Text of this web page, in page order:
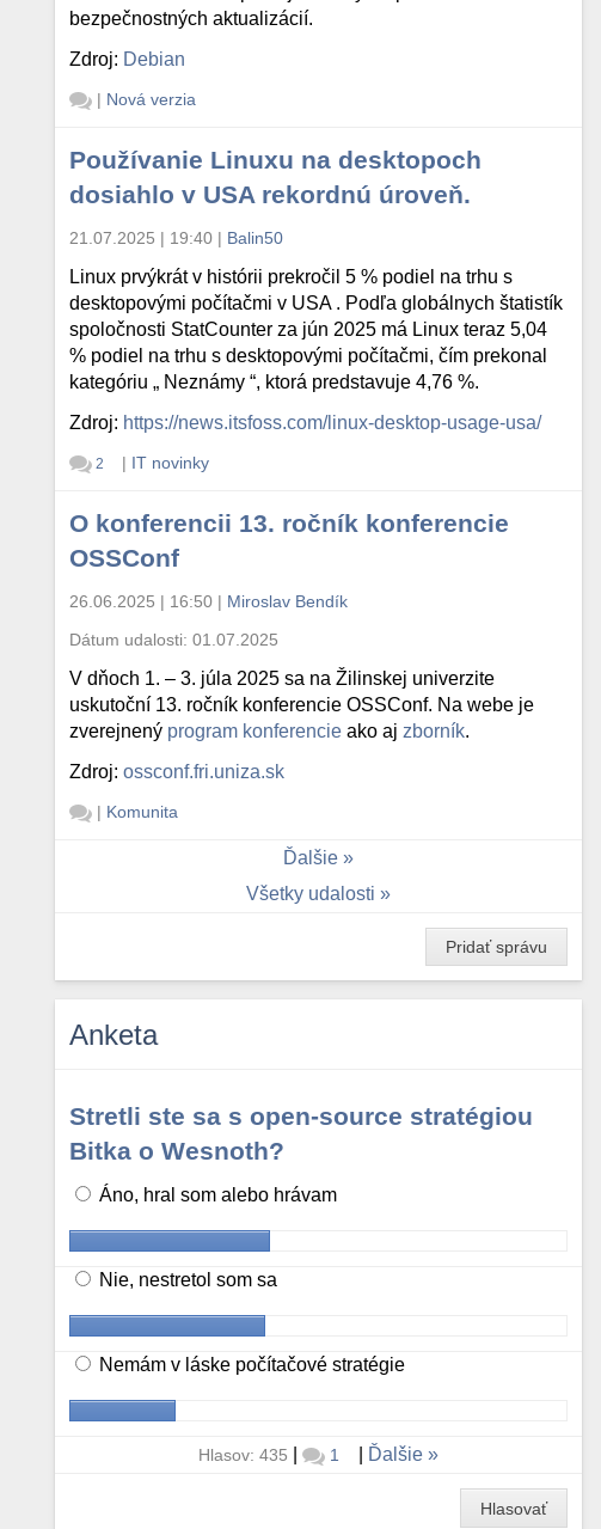
bezpečnostných aktualizácií.
Zdroj: Debian
| Nová verzia
Používanie Linuxu na desktopoch
dosiahlo v USA rekordnú úroveň.
21.07.2025 | 19:40 | Balin50
Linux prvýkrát v histórii prekročil 5 % podiel na trhu s
desktopovými počítačmi v USA . Podľa globálnych štatistík
spoločnosti StatCounter za jún 2025 má Linux teraz 5,04
% podiel na trhu s desktopovými počítačmi, čím prekonal
kategóriu „ Neznámy “, ktorá predstavuje 4,76 %.
Zdroj: https://news.itsfoss.com/linux-desktop-usage-usa/
2 | IT novinky
O konferencii 13. ročník konferencie
OSSConf
26.06.2025 | 16:50 | Miroslav Bendík
Dátum udalosti:01.07.2025
V dňoch 1. – 3. júla 2025 sa na Žilinskej univerzite
uskutoční 13. ročník konferencie OSSConf. Na webe je
zverejnený program konferencie ako aj zborník.
Zdroj:ossconf.fri.uniza.sk
| Komunita
Ďalšie
Všetky udalosti
Pridať správu
Anketa
Stretli ste sa s open-source stratégiou
Bitka o Wesnoth?
Áno, hral som alebo hrávam
Nie, nestretol som sa
Nemám v láske počítačové stratégie
Hlasov: 435 | 1 Ďalšie
Hlasovať